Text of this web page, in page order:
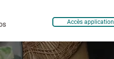
Accès application